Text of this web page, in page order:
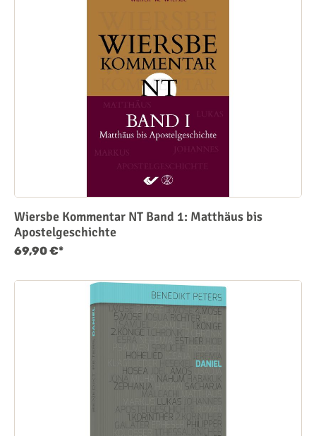
Wiersbe Kommentar NT Band 1: Matthäus bis
Apostelgeschichte
69,90 €*